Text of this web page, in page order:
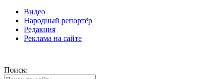
Видео
Народный репортёр
Редакция
Реклама на сайте
Поиск: